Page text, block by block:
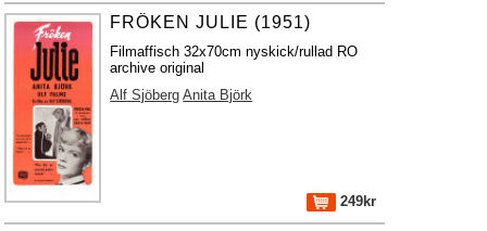
FRÖKEN JULIE (1951)
Filmaffisch 32x70cm nyskick/rullad RO
archive original
Alf Sjöberg Anita Björk
249kr